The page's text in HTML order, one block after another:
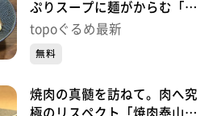
ぷりスープに麺がからむ「自
家製麺 風夏」（宮城野区岩
topoぐるめ最新
無料
焼肉の真髄を訪ねて。肉へ究
極のリスペクト「焼肉泰山